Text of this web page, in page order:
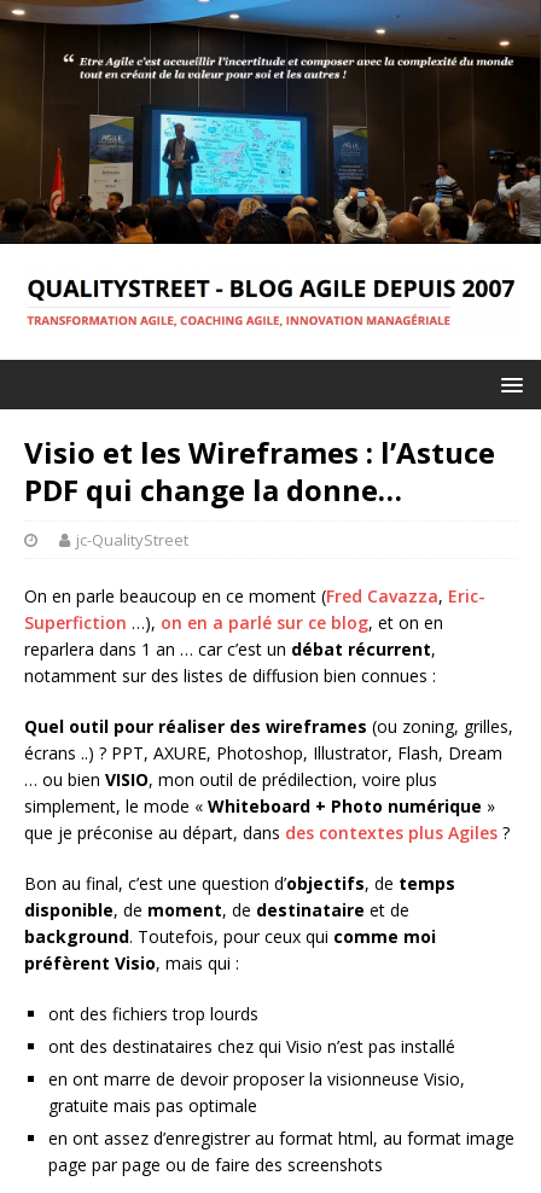
Visio et les Wireframes : l’Astuce
PDF qui change la donne…
jc-QualityStreet
On en parle beaucoup en ce moment (Fred Cavazza, Eric-
Superfiction …), on en a parlé sur ce blog, et on en
reparlera dans 1 an … car c’est un débat récurrent,
notamment sur des listes de diffusion bien connues :
Quel outil pour réaliser des wireframes (ou zoning, grilles,
écrans ..) ? PPT, AXURE, Photoshop, Illustrator, Flash, Dream
… ou bien VISIO, mon outil de prédilection, voire plus
simplement, le mode « Whiteboard + Photo numérique »
que je préconise au départ, dans des contextes plus Agiles ?
Bon au final, c’est une question d’objectifs, de temps
disponible, de moment, de destinataire et de
background. Toutefois, pour ceux qui comme moi
préfèrent Visio, mais qui :
ont des fichiers trop lourds
ont des destinataires chez qui Visio n’est pas installé
en ont marre de devoir proposer la visionneuse Visio,
gratuite mais pas optimale
en ont assez d’enregistrer au format html, au format image
page par page ou de faire des screenshots